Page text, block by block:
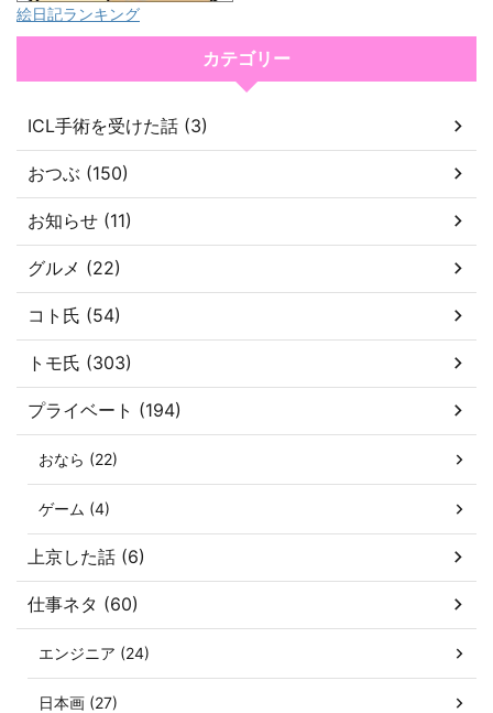
絵日記ランキング
カテゴリー
ICL手術を受けた話 (3)
おつぶ (150)
お知らせ (11)
グルメ (22)
コト氏 (54)
トモ氏 (303)
プライベート (194)
おなら (22)
ゲーム (4)
上京した話 (6)
仕事ネタ (60)
エンジニア (24)
日本画 (27)